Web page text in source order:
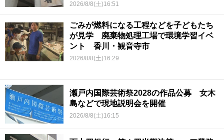
2026/8/8(土)16:51
ごみが燃料になる工程などを子どもたち
が見学 廃棄物処理工場で環境学習イベ
ント 香川・観音寺市
2026/8/8(土)16:29
瀬戸内国際芸術祭2028の作品公募 女木
島などで現地説明会を開催
2026/8/8(土)16:15